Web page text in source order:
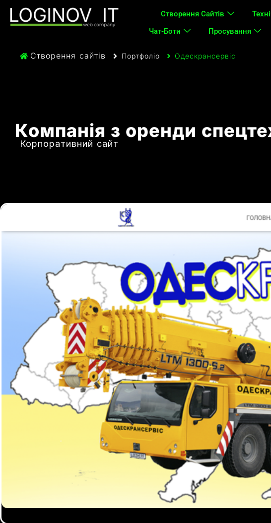
Створення Сайтів
Чат-Боти
Просування
Створення сайтів Портфоліо Одескрансервіс
Компанія з оренди
Корпоративний сайт